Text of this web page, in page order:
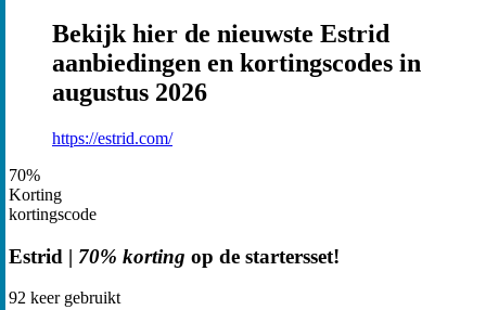
Bekijk hier de nieuwste Estrid
aanbiedingen en kortingscodes in
augustus 2026
https://estrid.com/
70%
Korting
kortingscode
Estrid | 70% korting op de startersset!
92 keer gebruikt